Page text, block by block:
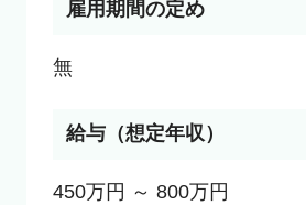
雇用期間の定め
無
給与（想定年収）
450万円 ～ 800万円